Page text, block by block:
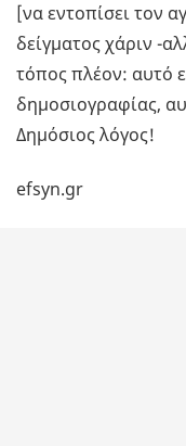
[να εντοπίσει τον
δείγματος χάριν -
τόπος πλέον: αυτό
δημοσιογραφίας,
Δημόσιος λόγος!
efsyn.gr